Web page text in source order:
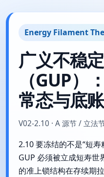
Energy Filament
广义不稳
（GUP）
常态与底
V02-2.10 · A 源节 / 立法
2.10 要冻结的不是“短
GUP 必须被立成短寿世
的准上锁结构在存续期